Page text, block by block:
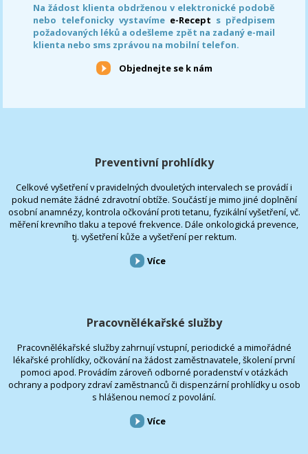
Na žádost klienta obdrženou v elektronické podobě
nebo telefonicky vystavíme e-Recept s předpisem
požadovaných léků a odešleme zpět na zadaný e-mail
klienta nebo sms zprávou na mobilní telefon.
Objednejte se k nám
Preventivní prohlídky
Celkové vyšetření v pravidelných dvouletých intervalech se provádí i
pokud nemáte žádné zdravotní obtíže. Součástí je mimo jiné doplnění
osobní anamnézy, kontrola očkování proti tetanu, fyzikální vyšetření, vč.
měření krevního tlaku a tepové frekvence. Dále onkologická prevence,
tj. vyšetření kůže a vyšetření per rektum.
Více
Pracovnělékařské služby
Pracovnělékařské služby zahrnují vstupní, periodické a mimořádné
lékařské prohlídky, očkování na žádost zaměstnavatele, školení první
pomoci apod. Provádím zároveň odborné poradenství v otázkách
ochrany a podpory zdraví zaměstnanců či dispenzární prohlídky u osob
s hlášenou nemocí z povolání.
Více